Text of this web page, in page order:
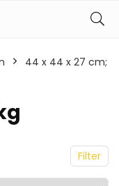
44 x 44 x 27 cm;
Filter